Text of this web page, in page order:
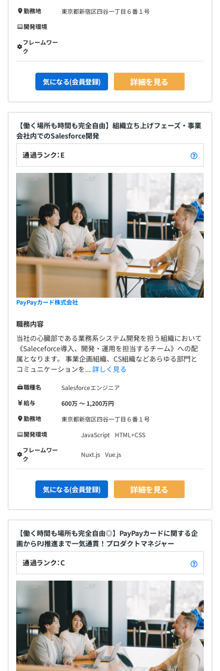
勤務地
東京都新宿区四谷一丁目６番１号
開発環境
フレームワー
ク
気になる(会員登録) 詳細を見る
【働く場所も時間も完全自由】組織立ち上げフェーズ・事業
会社内でのSalesforce開発
通過ランク：E
PayPayカード株式会社
職務内容
当社の心臓部である業務系システム開発を担う組織において
《Saleceforce導入、開発・運用を担当するチーム》への配
属となります。 事業企画組織、CS組織などあらゆる部門と
コミュニケーションを... 詳しく見る
職種名
Salesforceエンジニア
給与
600万 〜 1,200万円
勤務地
東京都新宿区四谷一丁目６番１号
開発環境
JavaScript
HTML+CSS
フレームワー
ク
Nuxt.js Vue.js
気になる(会員登録) 詳細を見る
【働く時間も場所も完全自由◎】PayPayカードに関する企
画からPJ推進まで一気通貫！プロダクトマネジャー
通過ランク：C